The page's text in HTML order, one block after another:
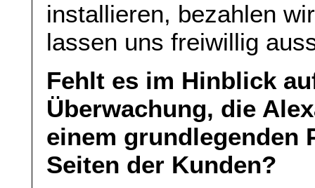
installieren, bezahlen
lassen uns freiwillig
Fehlt es im Hinblick
Überwachung, die
einem grundlegenden
Seiten der Kunden?